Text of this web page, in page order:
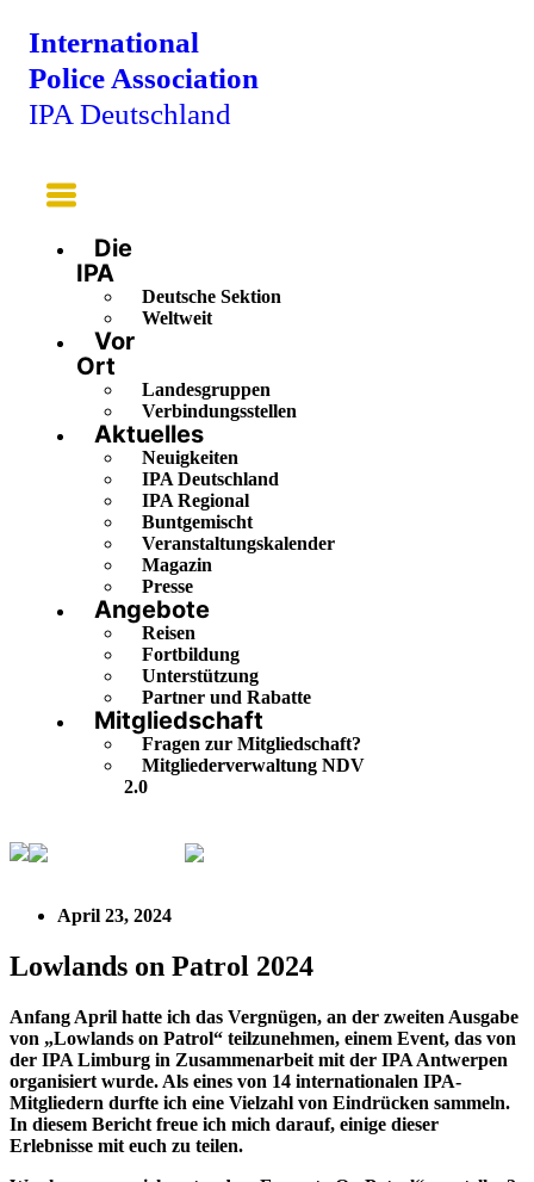
International
Police Association
IPA Deutschland
Main
Menu
Die
IPA
Deutsche Sektion
Weltweit
Vor
Ort
Landesgruppen
Verbindungsstellen
Aktuelles
Neuigkeiten
IPA Deutschland
IPA Regional
Buntgemischt
Veranstaltungskalender
Magazin
Presse
Angebote
Reisen
Fortbildung
Unterstützung
Partner und Rabatte
Mitgliedschaft
Fragen zur Mitgliedschaft?
Mitgliederverwaltung NDV
2.0
April 23, 2024
Lowlands on Patrol 2024
Anfang April hatte ich das Vergnügen, an der zweiten Ausgabe
von „Lowlands on Patrol“ teilzunehmen, einem Event, das von
der IPA Limburg in Zusammenarbeit mit der IPA Antwerpen
organisiert wurde. Als eines von 14 internationalen IPA-
Mitgliedern durfte ich eine Vielzahl von Eindrücken sammeln.
In diesem Bericht freue ich mich darauf, einige dieser
Erlebnisse mit euch zu teilen.